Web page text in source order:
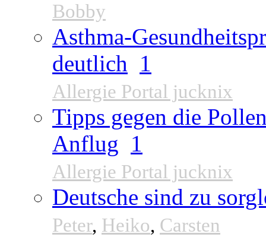
Bobby
Asthma-
deutlich 1
Allergie Portal jucknix
Tipps gegen die
Anflug 1
Allergie Portal jucknix
Deutsche sind zu
Peter, Heiko, Carsten